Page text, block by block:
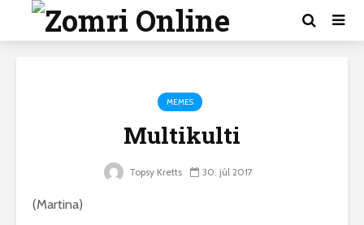
MEMES
Multikulti
Topsy Kretts 30. júl 2017
(Martina)